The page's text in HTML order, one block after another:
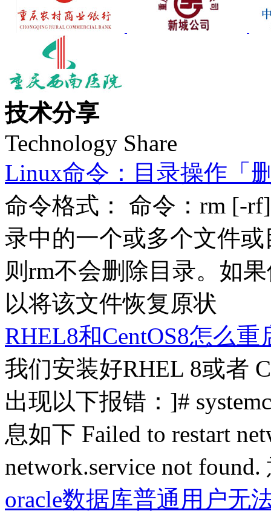
技术分享
Technology Share
Linux命令：目录操作「
命令格式： 命令：rm [-
录中的一个或多个文件
则rm不会删除目录。如
以将该文件恢复原状
RHEL8和CentOS8怎么重
我们安装好RHEL 8或者
出现以下报错：]#
息如下 Failed to restart
network.service not
oracle数据库普通用户无